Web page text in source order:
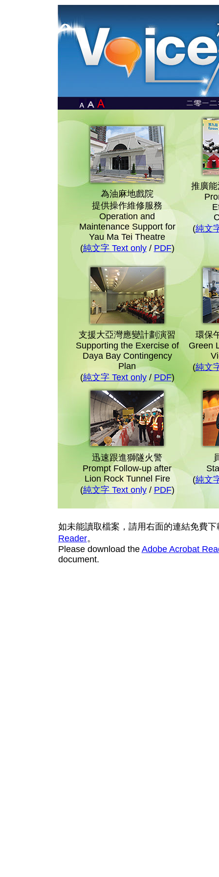
為油麻地戲院
提供操作維修服務
Operation and
Maintenance Support for
Yau Ma Tei Theatre
(純文字 Text only/ PDF)
推廣
(純文
支援大亞灣應變計劃演習
Supporting the Exercise of
Daya Bay Contingency
Plan
(純文字 Text only/ PDF)
環保
Green
(純文
迅速跟進獅隧火警
Prompt Follow-up after
Lion Rock Tunnel Fire
(純文字 Text only/ PDF)
(純文
如未能讀取檔案，請用右面的連結免費下
Reader。
Please download the Adobe Acrobat
document.